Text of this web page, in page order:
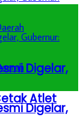
Digelar,
Atlet
Digelar,